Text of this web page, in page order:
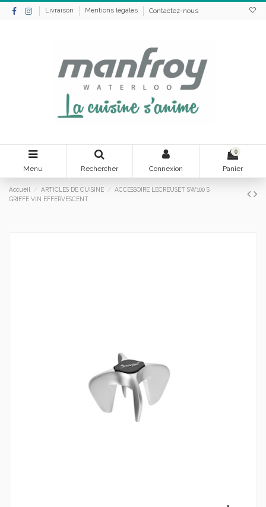
Livraison Mentions légales Contactez-nous
Menu Rechercher Connexion
0
Panier
Accueil ARTICLES DE CUISINE
ACCESSOIRE LECREUSET SW100 S
GRIFFE VIN EFFERVESCENT